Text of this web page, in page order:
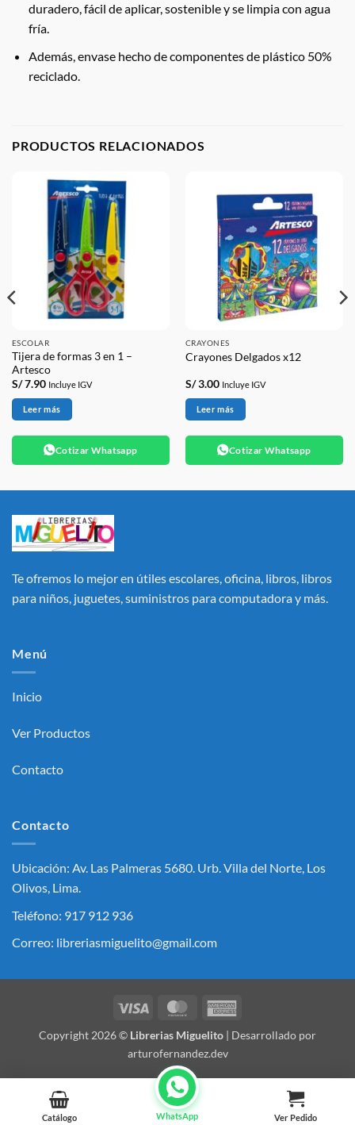
duradero, fácil de aplicar, sostenible y se limpia con agua
fría.
Además, envase hecho de componentes de plástico 50%
reciclado.
PRODUCTOS RELACIONADOS
ESCOLAR
Tijera de formas 3 en 1 –
Artesco
S/7.90 Incluye IGV
Leer más
Cotizar Whatsapp
CRAYONES
Crayones Delgados x12
S/3.00 Incluye IGV
Leer más
Cotizar Whatsapp
Te ofremos lo mejor en útiles escolares, oficina, libros, libros
para niños, juguetes, suministros para computadora y más.
Menú
Inicio
Ver Productos
Contacto
Contacto
Ubicación: Av. Las Palmeras 5680. Urb. Villa del Norte, Los
Olivos, Lima.
Teléfono: 917 912 936
Correo: libreriasmiguelito@gmail.com
Catálogo WhatsApp Ver Pedido
Visa MasterCard
Copyright 2026 © Librerias Miguelito | Desarrollado por
arturofernandez.dev